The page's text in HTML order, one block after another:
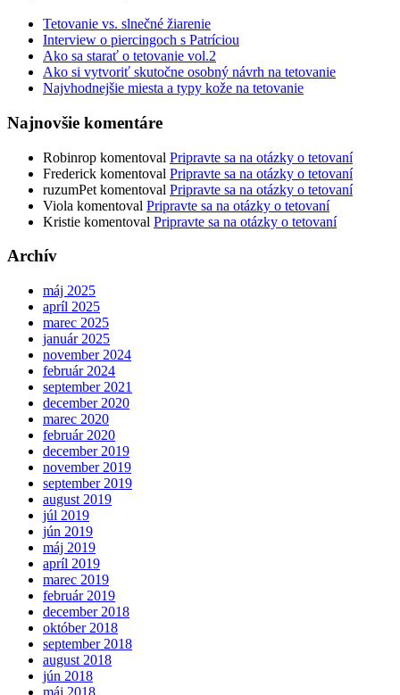
Tetovanie vs. slnečné žiarenie
Interview o piercingoch s Patríciou
Ako sa starať o tetovanie vol.2
Ako si vytvoriť skutočne osobný návrh na tetovanie
Najvhodnejšie miesta a typy kože na tetovanie
Najnovšie komentáre
Robinrop komentoval Pripravte sa na otázky o tetovaní
Frederick komentoval Pripravte sa na otázky o tetovaní
ruzumPet komentoval Pripravte sa na otázky o tetovaní
Viola komentoval Pripravte sa na otázky o tetovaní
Kristie komentoval Pripravte sa na otázky o tetovaní
Archív
máj 2025
apríl 2025
marec 2025
január 2025
november 2024
február 2024
september 2021
december 2020
marec 2020
február 2020
december 2019
november 2019
september 2019
august 2019
júl 2019
jún 2019
máj 2019
apríl 2019
marec 2019
február 2019
december 2018
október 2018
september 2018
august 2018
jún 2018